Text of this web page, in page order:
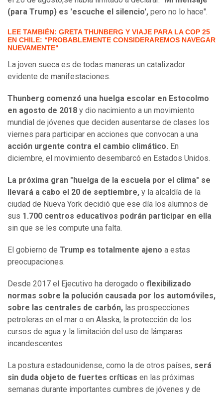
(para Trump) es 'escuche el silencio', pero no lo hace".
LEE TAMBIÉN: GRETA THUNBERG Y VIAJE PARA LA COP 25
EN CHILE: “PROBABLEMENTE CONSIDERAREMOS NAVEGAR
NUEVAMENTE"
La joven sueca es de todas maneras un catalizador
evidente de manifestaciones.
Thunberg comenzó una huelga escolar en Estocolmo
en agosto de 2018 y dio nacimiento a un movimiento
mundial de jóvenes que deciden ausentarse de clases los
viernes para participar en acciones que convocan a una
acción urgente contra el cambio climático. En
diciembre, el movimiento desembarcó en Estados Unidos.
La próxima gran "huelga de la escuela por el clima" se
llevará a cabo el 20 de septiembre, y la alcaldía de la
ciudad de Nueva York decidió que ese día los alumnos de
sus 1.700 centros educativos podrán participar en ella
sin que se les compute una falta.
El gobierno de Trump es totalmente ajeno a estas
preocupaciones.
Desde 2017 el Ejecutivo ha derogado o flexibilizado
normas sobre la polución causada por los automóviles,
sobre las centrales de carbón, las prospecciones
petroleras en el mar o en Alaska, la protección de los
cursos de agua y la limitación del uso de lámparas
incandescentes
La postura estadounidense, como la de otros países, será
sin duda objeto de fuertes críticas en las próximas
semanas durante importantes cumbres de jóvenes y de